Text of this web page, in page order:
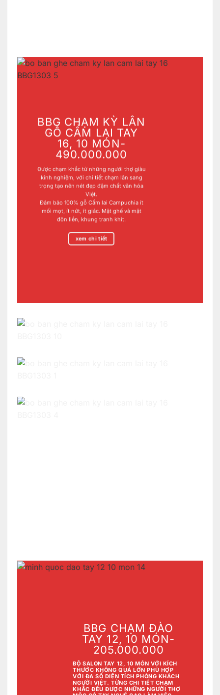
BBG CHẠM KỲ LÂN
GỖ CẨM LAI TAY
16, 10 MÓN-
490.000.000
Được chạm khắc từ những người thợ giàu
kinh nghiệm, với chi tiết chạm lân sang
trọng tạo nên nét đẹp đậm chất văn hóa
Việt.
Đảm bảo 100% gỗ Cẩm lai Campuchia ít
mối mọt, ít nứt, ít giác. Mặt ghế và mặt
đôn liền, khung tranh khít.
xem chi tiết
BBG CHẠM ĐÀO
TAY 12, 10 MÓN-
205.000.000
BỘ SALON TAY 12, 10 MÓN VỚI KÍCH
THƯỚC KHÔNG QUÁ LỚN PHÙ HỢP
VỚI ĐA SỐ DIỆN TÍCH PHÒNG KHÁCH
NGƯỜI VIỆT. TỪNG CHI TIẾT CHẠM
KHẮC ĐỀU ĐƯỢC NHỮNG NGƯỜI THỢ